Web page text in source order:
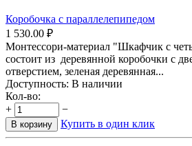
Коробочка с параллелепипедом
1 530.00 ₽
Монтессори-материал "Шкафчик с
состоит из деревянной коробочки с
отверстием, зеленая деревянная...
Доступность: В наличии
Кол-во:
+
−
В корзину Купить в один клик